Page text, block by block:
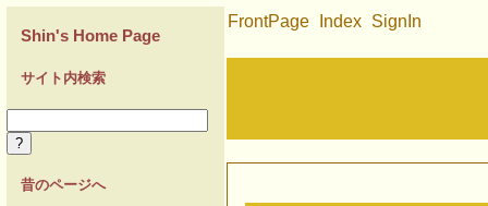
FrontPage
Index SignIn
Shin's Home Page
サイト内検索
昔のページへ